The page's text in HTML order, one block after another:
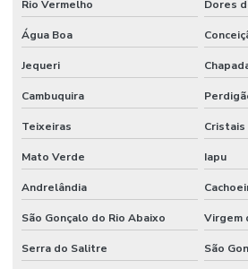
Rio Vermelho Dores
Água Boa
Jequeri
Cambuquira
Teixeiras Cristais
Mato Verde Iapu
Andrelândia
São Gonçalo do Rio Abaixo Virgem
Serra do Salitre São